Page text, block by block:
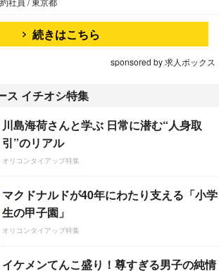
続きはこちら
sponsored by 求人ボックス
ス イチオシ特集
川島海荷さんと学ぶ 日常に潜む“人身取
引”のリアル
オリコンタイアップ特集
マクドナルドが40年にわたり支える「小学
生の甲子園」
オリコンタイアップ特集
イケメンてんこ盛り！尊すぎる男子の純情